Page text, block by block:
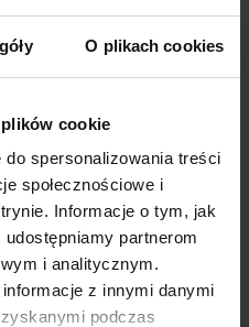
O plikach cookies
cookie
spersonalizowania treści
społecznościowe i
Informacje o tym, jak
partnerom
i analitycznym.
z innymi danymi
podczas
na
firm o
System
rejestrowania
transakcji, eliminuje to
możemy mówić o
firmy, jak i